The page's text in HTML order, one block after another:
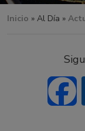
Inicio » Al Día »